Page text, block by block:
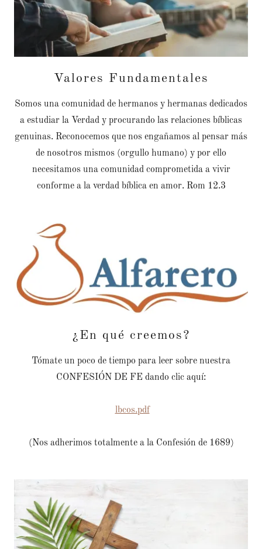
Valores Fundamentales
Somos una comunidad de hermanos y hermanas dedicados
a estudiar la Verdad y procurando las relaciones bíblicas
genuinas. Reconocemos que nos engañamos al pensar más
de nosotros mismos (orgullo humano) y por ello
necesitamos una comunidad comprometida a vivir
conforme a la verdad bíblica en amor. Rom 12.3
¿En qué creemos?
Tómate un poco de tiempo para leer sobre nuestra
CONFESIÓN DE FE dando clic aquí:
lbcos.pdf
(Nos adherimos totalmente a la Confesión de 1689)